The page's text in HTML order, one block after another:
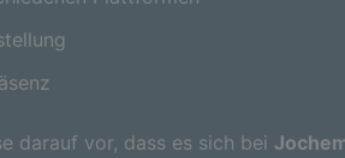
darauf vor, dass es sich bei